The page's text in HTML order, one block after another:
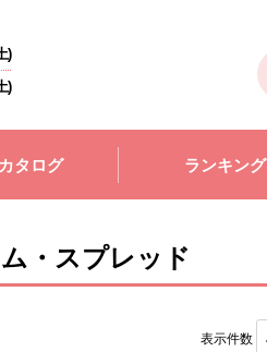
)
)
タログ ランキング
・スプレッド
表示件数